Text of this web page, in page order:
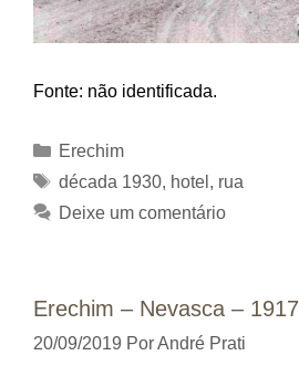
Fonte: não identificada.
Categorias
Erechim
Tags
década 1930, hotel , rua
Deixe um comentário
Erechim – Nevasca – 1917
20/09/2019 PorAndré Prati